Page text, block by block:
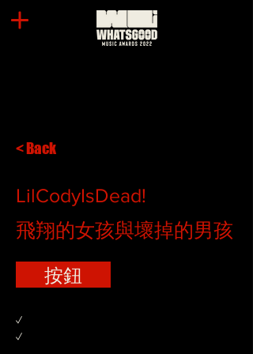
< Back
LilCodyIsDead!
飛翔的女孩與壞掉的男孩
按鈕
✓
✓